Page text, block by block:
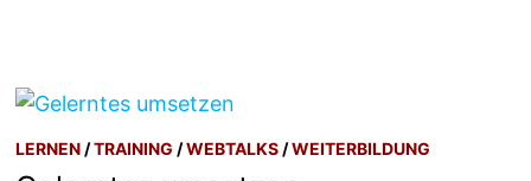
LERNEN /TRAINING /WEBTALKS /WEITERBILDUNG